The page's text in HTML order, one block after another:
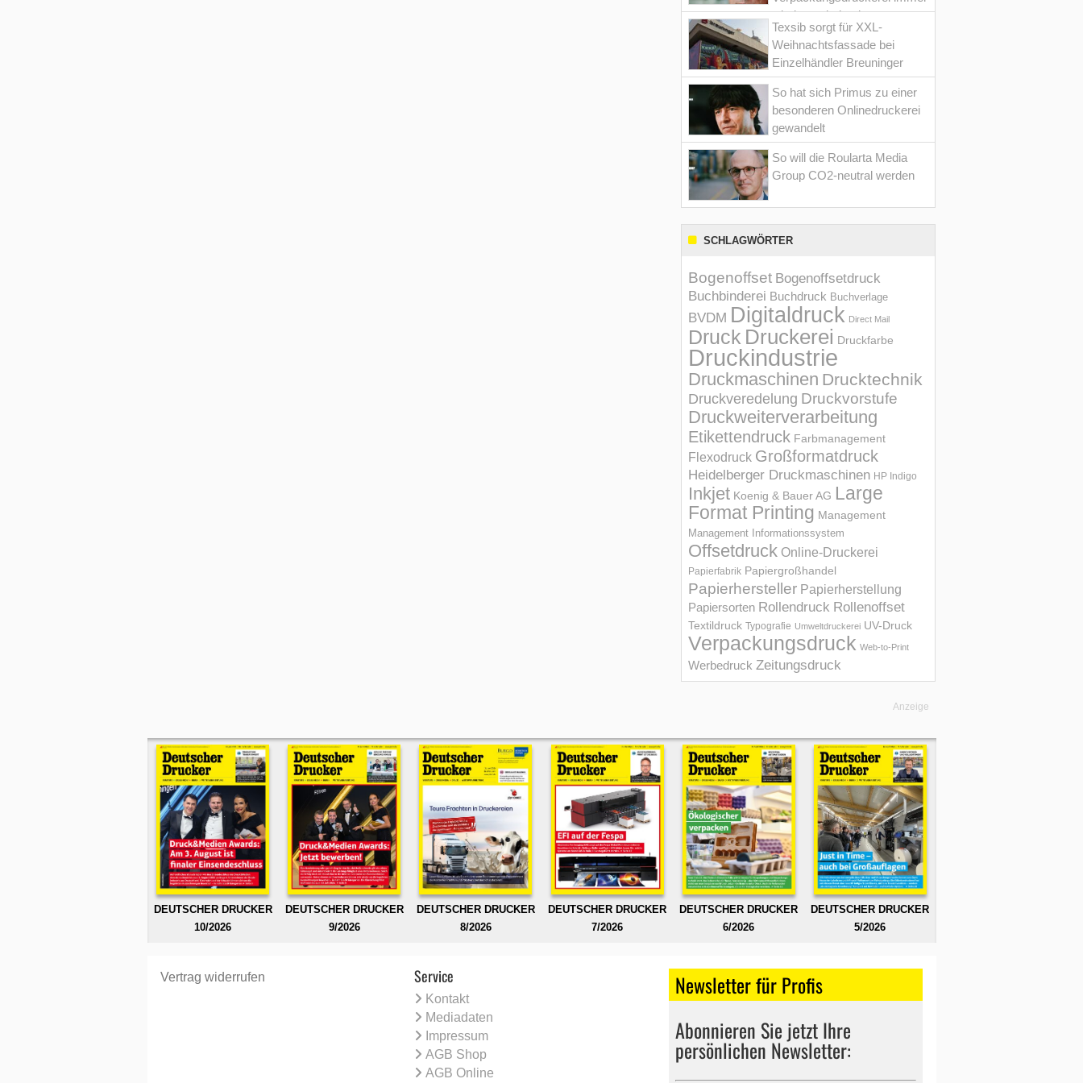
wieder optimiert hat
Texsib sorgt für XXL-
Weihnachtsfassade bei
Einzelhändler Breuninger
So hat sich Primus zu einer
besonderen Onlinedruckerei
gewandelt
So will die Roularta Media
Group CO2-neutral werden
SCHLAGWÖRTER
Bogenoffset Bogenoffsetdruck
Buchbinderei Buchdruck Buchverlage
BVDM Digitaldruck Direct Mail
Druck Druckerei Druckfarbe
Druckindustrie
Druckmaschinen Drucktechnik
Druckveredelung Druckvorstufe
Druckweiterverarbeitung
Etikettendruck Farbmanagement
Flexodruck Großformatdruck
Heidelberger Druckmaschinen HP Indigo
Inkjet Koenig & Bauer AG Large
Format Printing Management
Management Informations­system
Offsetdruck Online-Druckerei
Papierfabrik Papiergroßhandel
Papierhersteller Papierherstellung
Papiersorten Rollendruck Rollenoffset
Textildruck Typografie Umweltdruckerei UV-Druck
Verpackungsdruck Web-to-Print
Werbedruck Zeitungsdruck
Anzeige
DEUTSCHER DRUCKER
10/2026
DEUTSCHER DRUCKER
9/2026
DEUTSCHER DRUCKER
8/2026
DEUTSCHER DRUCKER
7/2026
DEUTSCHER DRUCKER
6/2026
DEUTSCHER DRUCKER
5/2026
Vertrag widerrufen Service
Kontakt
Mediadaten
Impressum
AGB Shop
AGB Online
Newsletter für Profis
Abonnieren Sie jetzt Ihre
persönlichen Newsletter: